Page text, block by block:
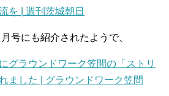
を | 週刊茨城朝日
号にも紹介されたようで、
グラウンドワーク笠間の「ストリ
ました | グラウンドワーク笠間